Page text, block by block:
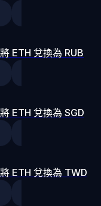
將 ETH 兌換為 RUB
將 ETH 兌換為 SGD
將 ETH 兌換為 TWD